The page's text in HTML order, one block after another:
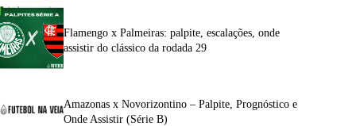
Flamengo x Palmeiras: palpite, escalações, onde
assistir do clássico da rodada 29
Amazonas x Novorizontino – Palpite, Prognóstico e
Onde Assistir (Série B)